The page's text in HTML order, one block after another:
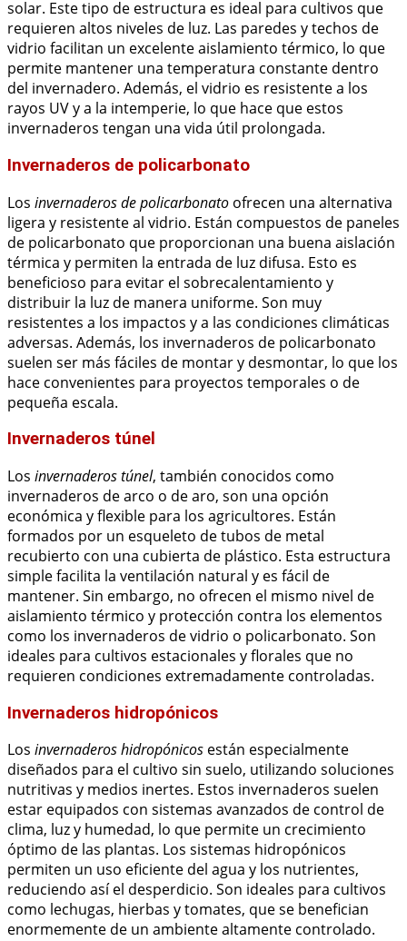
solar. Este tipo de estructura es ideal para cultivos que
requieren altos niveles de luz. Las paredes y techos de
vidrio facilitan un excelente aislamiento térmico, lo que
permite mantener una temperatura constante dentro
del invernadero. Además, el vidrio es resistente a los
rayos UV y a la intemperie, lo que hace que estos
invernaderos tengan una vida útil prolongada.
Invernaderos de policarbonato
Los invernaderos de policarbonato ofrecen una alternativa
ligera y resistente al vidrio. Están compuestos de paneles
de policarbonato que proporcionan una buena aislación
térmica y permiten la entrada de luz difusa. Esto es
beneficioso para evitar el sobrecalentamiento y
distribuir la luz de manera uniforme. Son muy
resistentes a los impactos y a las condiciones climáticas
adversas. Además, los invernaderos de policarbonato
suelen ser más fáciles de montar y desmontar, lo que los
hace convenientes para proyectos temporales o de
pequeña escala.
Invernaderos túnel
Los invernaderos túnel, también conocidos como
invernaderos de arco o de aro, son una opción
económica y flexible para los agricultores. Están
formados por un esqueleto de tubos de metal
recubierto con una cubierta de plástico. Esta estructura
simple facilita la ventilación natural y es fácil de
mantener. Sin embargo, no ofrecen el mismo nivel de
aislamiento térmico y protección contra los elementos
como los invernaderos de vidrio o policarbonato. Son
ideales para cultivos estacionales y florales que no
requieren condiciones extremadamente controladas.
Invernaderos hidropónicos
Los invernaderos hidropónicos están especialmente
diseñados para el cultivo sin suelo, utilizando soluciones
nutritivas y medios inertes. Estos invernaderos suelen
estar equipados con sistemas avanzados de control de
clima, luz y humedad, lo que permite un crecimiento
óptimo de las plantas. Los sistemas hidropónicos
permiten un uso eficiente del agua y los nutrientes,
reduciendo así el desperdicio. Son ideales para cultivos
como lechugas, hierbas y tomates, que se benefician
enormemente de un ambiente altamente controlado.